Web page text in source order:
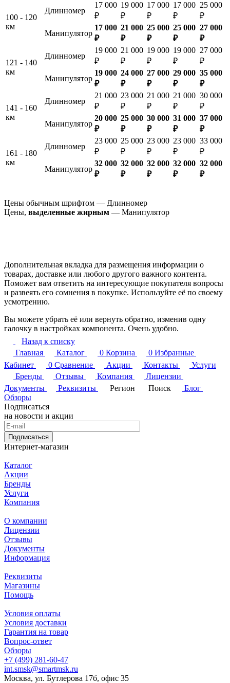
100 - 120
км
Длинномер
17 000
₽
19 000
₽
17 000
₽
17 000
₽
25 000
₽
Манипулятор
17 000
₽
21 000
₽
25 000
₽
25 000
₽
27 000
₽
121 - 140
км
Длинномер
19 000
₽
21 000
₽
19 000
₽
19 000
₽
27 000
₽
Манипулятор
19 000
₽
24 000
₽
27 000
₽
29 000
₽
35 000
₽
141 - 160
км
Длинномер
21 000
₽
23 000
₽
21 000
₽
21 000
₽
30 000
₽
Манипулятор
20 000
₽
25 000
₽
30 000
₽
31 000
₽
37 000
₽
161 - 180
км
Длинномер
23 000
₽
25 000
₽
23 000
₽
23 000
₽
33 000
₽
Манипулятор
32 000
₽
32 000
₽
32 000
₽
32 000
₽
32 000
₽
Цены обычным шрифтом — Длинномер
Цены, выделенные жирным — Манипулятор
Дополнительная вкладка для размещения информации о
товарах, доставке или любого другого важного контента.
Поможет вам ответить на интересующие покупателя вопросы
и развеять его сомнения в покупке. Используйте её по своему
усмотрению.
Вы можете убрать её или вернуть обратно, изменив одну
галочку в настройках компонента. Очень удобно.
Назад к списку
Главная
Каталог 0 Корзина 0 Избранные
Кабинет
0 Сравнение Акции Контакты
Услуги
Бренды
Отзывы Компания
Лицензии
Документы
Реквизиты Регион Поиск
Блог
Обзоры
Подписаться
на новости и акции
Подписаться
Интернет-магазин
Каталог
Акции
Бренды
Услуги
Компания
О компании
Лицензии
Отзывы
Документы
Информация
Реквизиты
Магазины
Помощь
Условия оплаты
Условия доставки
Гарантия на товар
Вопрос-ответ
Обзоры
+7 (499) 281-60-47
int.smsk@smartmsk.ru
Москва, ул. Бутлерова 17б, офис 35